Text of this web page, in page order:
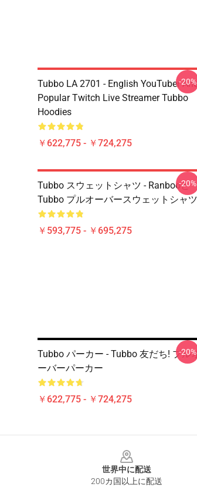
Tubbo LA 2701 - English YouTuber
Popular Twitch Live Streamer Tubbo
Hoodies
￥622,775 - ￥724,275
-20%
Tubbo スウェットシャツ - Ranbooと
Tubbo プルオーバースウェットシャツ
￥593,775 - ￥695,275
-20%
Tubbo パーカー - Tubbo 友だち! プル
ーバーパーカー
￥622,775 - ￥724,275
-20%
世界中に配送
200カ国以上に配送